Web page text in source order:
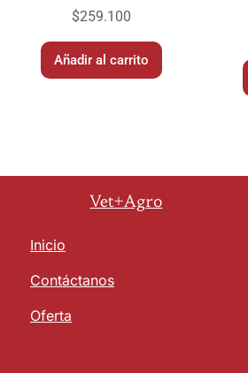
$259.100
Añadir al carrito
Vet+Agro
Inicio
Contáctanos
Oferta